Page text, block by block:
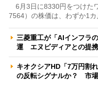
6月3日に8330円をつけた
7564）の株価は、わずか1
三菱重工が「AIインフラ
運 エヌビディアとの提
キオクシアHD「7万円割
の反転シグナルか？ 市